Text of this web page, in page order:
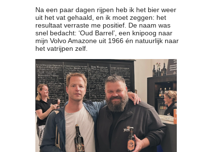
Na een paar dagen rijpen heb ik het bier weer
uit het vat gehaald, en ik moet zeggen: het
resultaat verraste me positief. De naam was
snel bedacht: ‘Oud Barrel’, een knipoog naar
mijn Volvo Amazone uit 1966 én natuurlijk naar
het vatrijpen zelf.
Contact
Bericht
Locatie
Lid worden
Brouwcursus
Media
Artikelen
Foto's
Links
Nieuwsflitsen
Video